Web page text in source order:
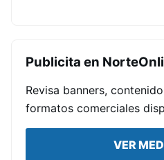
Publicita en
Revisa banners,
formatos comerciales
VER